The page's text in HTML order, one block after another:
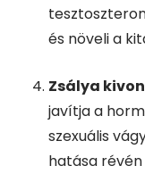
és növeli a
Zsálya
javítja a
szexuális
hatása